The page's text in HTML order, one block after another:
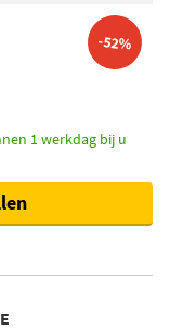
-52%
1 werkdag bij u